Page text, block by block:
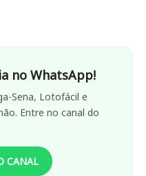
no WhatsApp!
Sena, Lotofácil e
Entre no canal do
CANAL